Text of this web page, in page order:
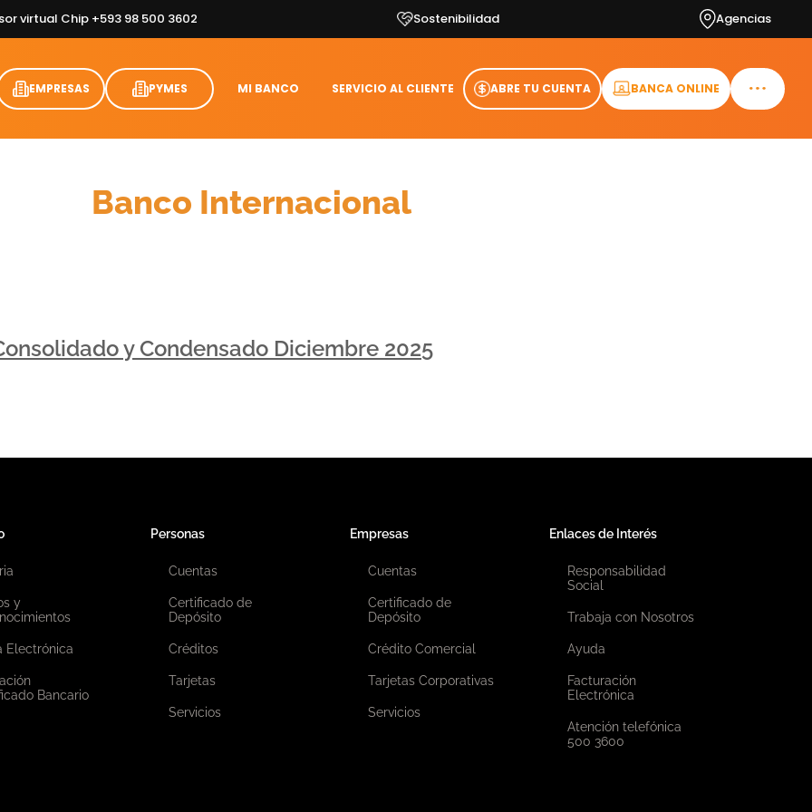
virtual Chip +593 98 500 3602 Sostenibilidad Agencias
EMPRESAS PYMES MI BANCO SERVICIO AL CLIENTE ABRE TU CUENTA BANCA ONLINE
Banco Internacional
y Condensado Diciembre 2025
y
Electrónica
Bancario
Personas
Cuentas
Certificado de
Depósito
Créditos
Tarjetas
Servicios
Empresas
Cuentas
Certificado de
Depósito
Crédito Comercial
Tarjetas Corporativas
Servicios
Enlaces de Interés
Responsabilidad
Social
Trabaja con Nosotros
Ayuda
Facturación
Electrónica
Atención telefónica
500 3600